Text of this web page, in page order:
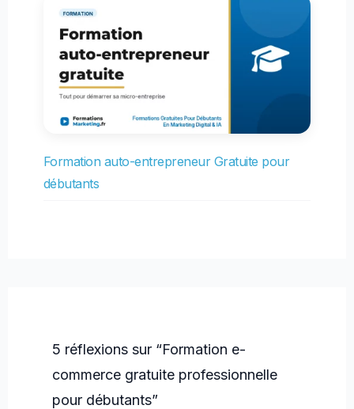
Formation auto-entrepreneur Gratuite pour
débutants
5 réflexions sur “Formation e-
commerce gratuite professionnelle
pour débutants”